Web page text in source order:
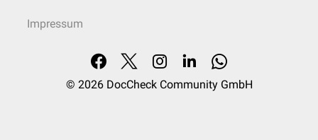
Impressum
© 2026 DocCheck Community GmbH